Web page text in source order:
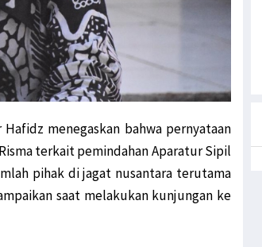
menegaskan bahwa pernyataan
terkait pemindahan Aparatur Sipil
pihak di jagat nusantara terutama
saat melakukan kunjungan ke